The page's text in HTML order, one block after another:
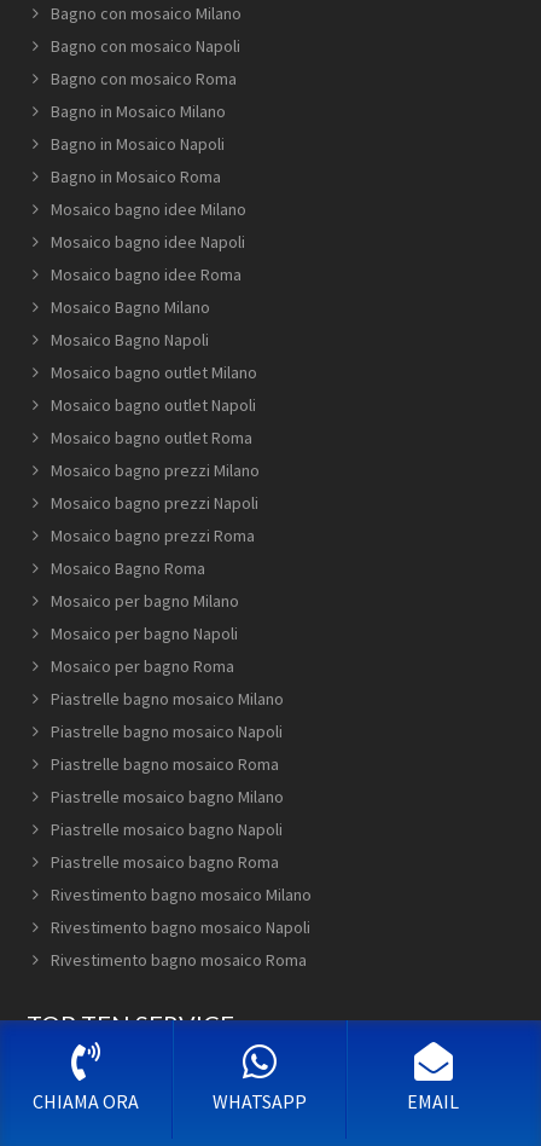
Bagno con mosaico Milano
Bagno con mosaico Napoli
Bagno con mosaico Roma
Bagno in Mosaico Milano
Bagno in Mosaico Napoli
Bagno in Mosaico Roma
Mosaico bagno idee Milano
Mosaico bagno idee Napoli
Mosaico bagno idee Roma
Mosaico Bagno Milano
Mosaico Bagno Napoli
Mosaico bagno outlet Milano
Mosaico bagno outlet Napoli
Mosaico bagno outlet Roma
Mosaico bagno prezzi Milano
Mosaico bagno prezzi Napoli
Mosaico bagno prezzi Roma
Mosaico Bagno Roma
Mosaico per bagno Milano
Mosaico per bagno Napoli
Mosaico per bagno Roma
Piastrelle bagno mosaico Milano
Piastrelle bagno mosaico Napoli
Piastrelle bagno mosaico Roma
Piastrelle mosaico bagno Milano
Piastrelle mosaico bagno Napoli
Piastrelle mosaico bagno Roma
Rivestimento bagno mosaico Milano
Rivestimento bagno mosaico Napoli
Rivestimento bagno mosaico Roma
TOP TEN SERVICE
Mosaico Bagno Prato
Mosaico bagno outlet Marano di Napoli
Rivestimento bagno mosaico Santa Marinella
CHIAMA ORA WHATSAPP EMAIL